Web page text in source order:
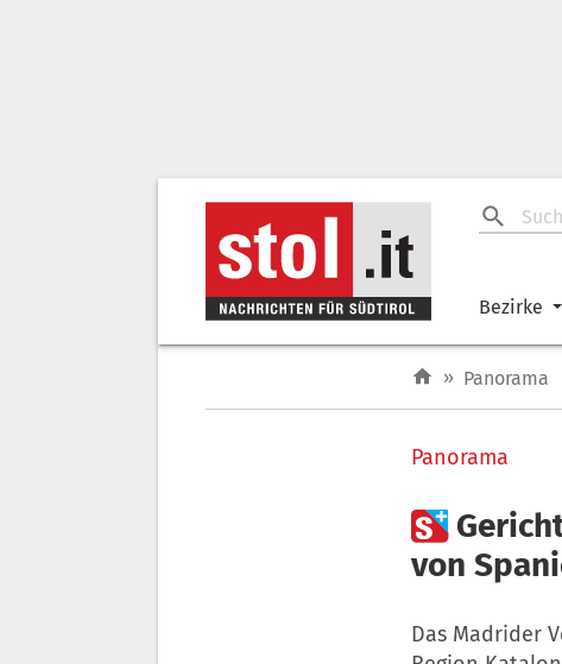
Bezirke
» Panorama
Panorama

von
Das Madrider